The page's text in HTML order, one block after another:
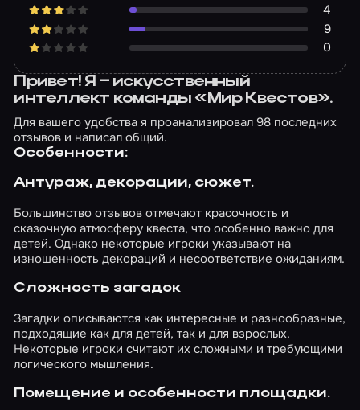
4
9
0
Привет! Я – искусственный
интеллект команды «Мир Квестов».
Для вашего удобства я проанализировал 98 последних
отзывов и написал общий.
Особенности:
Антураж, декорации, сюжет.
Большинство отзывов отмечают красочность и
сказочную атмосферу квеста, что особенно важно для
детей. Однако некоторые игроки указывают на
изношенность декораций и несоответствие ожиданиям.
Сложность загадок
Загадки описываются как интересные и разнообразные,
подходящие как для детей, так и для взрослых.
Некоторые игроки считают их сложными и требующими
логического мышления.
Помещение и особенности площадки.